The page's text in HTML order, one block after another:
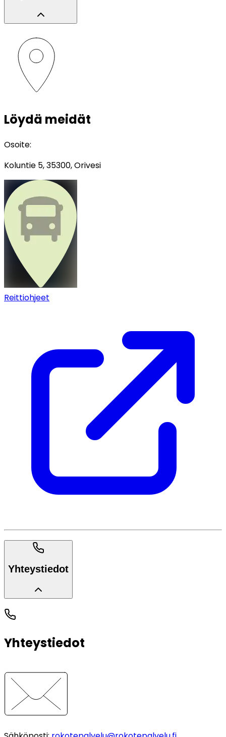
Löydä meidät
Osoite:
Koluntie 5, 35300, Orivesi
Reittiohjeet
Yhteystiedot
Yhteystiedot